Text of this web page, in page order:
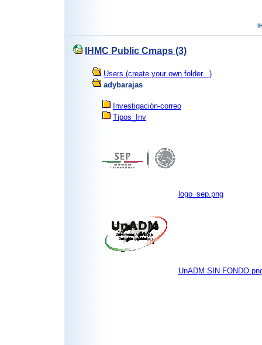
IHMC Public Cmaps (3)
Users (create your own folder...)
adybarajas
Investigación-correo
Tipos_Inv
logo_sep.png
UnADM SIN